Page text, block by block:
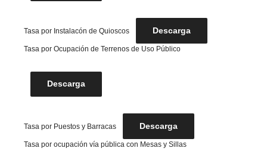
Tasa por Instalacón de Quioscos Descarga
Tasa por Ocupación de Terrenos de Uso Público
Descarga
Tasa por Puestos y Barracas Descarga
Tasa por ocupación vía pública con Mesas y Sillas